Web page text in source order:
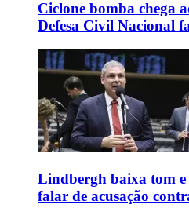
Ciclone bomba chega
Defesa Civil Nacional
Lindbergh baixa tom e
falar de acusação